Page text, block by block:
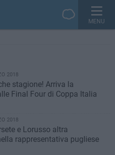
MENU
2018
stagione! Arriva la
Final Four di Coppa Italia
2018
e Lorusso altra
rappresentativa pugliese